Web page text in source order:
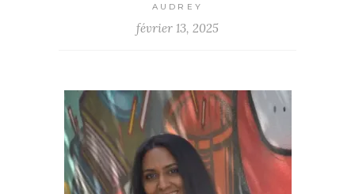
AUDREY
février 13, 2025